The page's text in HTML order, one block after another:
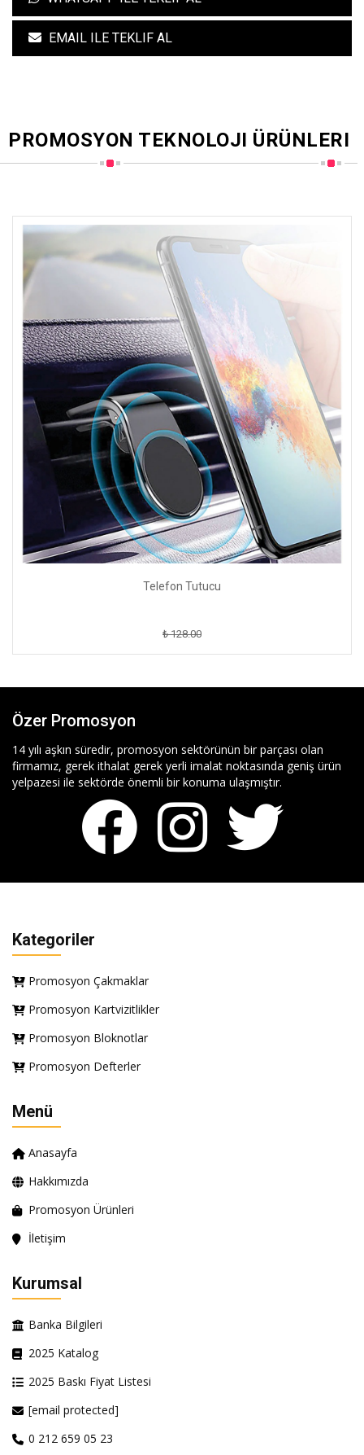
EMAIL ILE TEKLIF AL
PROMOSYON TEKNOLOJI ÜRÜNLERI
Telefon Tutucu
₺ 128.00
Özer Promosyon
14 yılı aşkın süredir, promosyon sektörünün bir parçası olan
firmamız, gerek ithalat gerek yerli imalat noktasında geniş ürün
yelpazesi ile sektörde önemli bir konuma ulaşmıştır.
Kategoriler
Promosyon Çakmaklar
Promosyon Kartvizitlikler
Promosyon Bloknotlar
Promosyon Defterler
Menü
Anasayfa
Hakkımızda
Promosyon Ürünleri
İletişim
Kurumsal
Banka Bilgileri
2025 Katalog
2025 Baskı Fiyat Listesi
[email protected]
0 212 659 05 23